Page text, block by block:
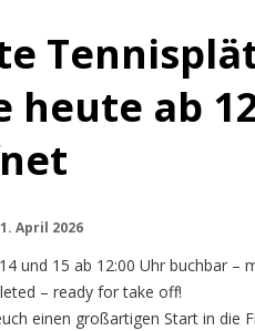
heute ab
1. April 2026
und 15 ab 12:00 Uhr buchbar –
– ready for take off!
einen großartigen Start in die